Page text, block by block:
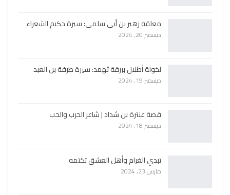
معلقة زهير بن أبي سلمى: سيرة حكيم الشعراء
ديسمبر 20, 2024
لخولة أطلال ببرقة ثهمد: سيرة طرفة بن العبد
ديسمبر 19, 2024
قصة عنترة بن شداد | شاعر الحرب والحب
ديسمبر 18, 2024
تبدي الغرام وأهل العشق تكتمه
مارس 23, 2024